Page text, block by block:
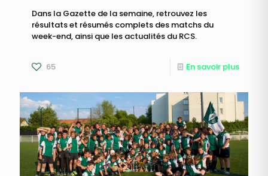
Dans la Gazette de la semaine, retrouvez les
résultats et résumés complets des matchs du
week-end, ainsi que les actualités du RCS.
65 En savoir plus